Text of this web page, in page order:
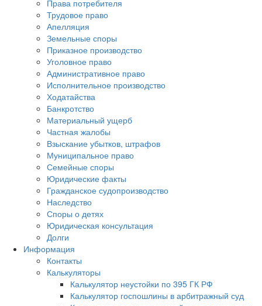
Права потребителя
Трудовое право
Апелляция
Земельные споры
Приказное производство
Уголовное право
Административное право
Исполнительное производство
Ходатайства
Банкротство
Материальный ущерб
Частная жалобы
Взыскание убытков, штрафов
Муниципальное право
Семейные споры
Юридические факты
Гражданское судопроизводство
Наследство
Споры о детях
Юридическая консультация
Долги
Информация
Контакты
Калькуляторы
Калькулятор неустойки по 395 ГК РФ
Калькулятор госпошлины в арбитражный суд